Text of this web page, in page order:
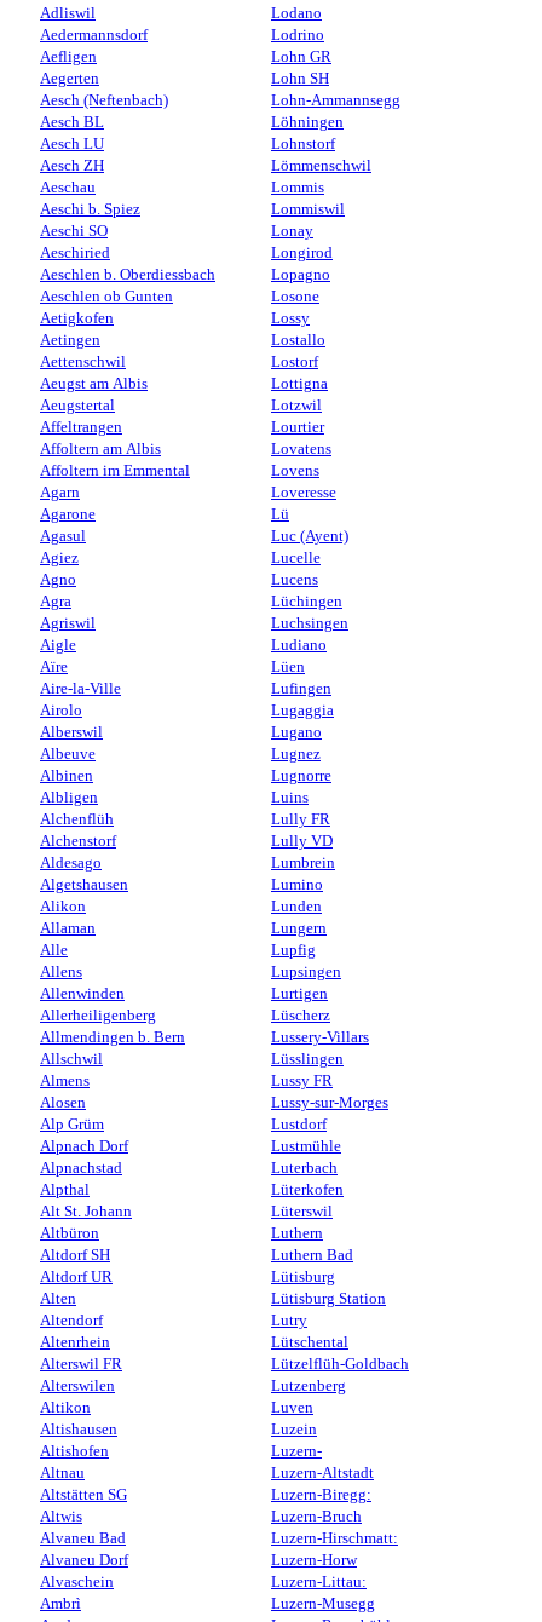
Adliswil
Aedermannsdorf
Aefligen
Aegerten
Aesch (Neftenbach)
Aesch BL
Aesch LU
Aesch ZH
Aeschau
Aeschi b. Spiez
Aeschi SO
Aeschiried
Aeschlen b. Oberdiessbach
Aeschlen ob Gunten
Aetigkofen
Aetingen
Aettenschwil
Aeugst am Albis
Aeugstertal
Affeltrangen
Affoltern am Albis
Affoltern im Emmental
Agarn
Agarone
Agasul
Agiez
Agno
Agra
Agriswil
Aigle
Aïre
Aire-la-Ville
Airolo
Alberswil
Albeuve
Albinen
Albligen
Alchenflüh
Alchenstorf
Aldesago
Algetshausen
Alikon
Allaman
Alle
Allens
Allenwinden
Allerheiligenberg
Allmendingen b. Bern
Allschwil
Almens
Alosen
Alp Grüm
Alpnach Dorf
Alpnachstad
Alpthal
Alt St. Johann
Altbüron
Altdorf SH
Altdorf UR
Alten
Altendorf
Altenrhein
Alterswil FR
Alterswilen
Altikon
Altishausen
Altishofen
Altnau
Altstätten SG
Altwis
Alvaneu Bad
Alvaneu Dorf
Alvaschein
Ambrì
Lodano
Lodrino
Lohn GR
Lohn SH
Lohn-Ammannsegg
Löhningen
Lohnstorf
Lömmenschwil
Lommis
Lommiswil
Lonay
Longirod
Lopagno
Losone
Lossy
Lostallo
Lostorf
Lottigna
Lotzwil
Lourtier
Lovatens
Lovens
Loveresse
Lü
Luc (Ayent)
Lucelle
Lucens
Lüchingen
Luchsingen
Ludiano
Lüen
Lufingen
Lugaggia
Lugano
Lugnez
Lugnorre
Luins
Lully FR
Lully VD
Lumbrein
Lumino
Lunden
Lungern
Lupfig
Lupsingen
Lurtigen
Lüscherz
Lussery-Villars
Lüsslingen
Lussy FR
Lussy-sur-Morges
Lustdorf
Lustmühle
Luterbach
Lüterkofen
Lüterswil
Luthern
Luthern Bad
Lütisburg
Lütisburg Station
Lutry
Lütschental
Lützelflüh-Goldbach
Lutzenberg
Luven
Luzein
Luzern-
Luzern-Altstadt
Luzern-Biregg:
Luzern-Bruch
Luzern-Hirschmatt:
Luzern-Horw
Luzern-Littau:
Luzern-Musegg